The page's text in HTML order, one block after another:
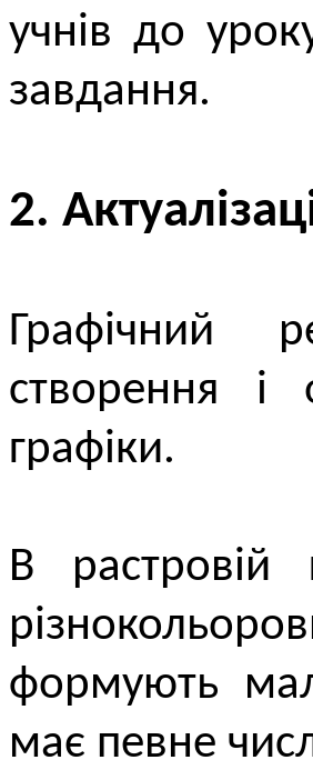
учнів до
завдання.
2.
Графічний
створення і
графіки.
В растровій
формують
має певне